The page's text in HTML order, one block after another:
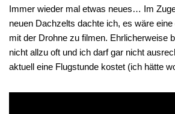
Immer wieder mal etwas neues… Im
neuen Dachzelts dachte ich, es wäre
mit der Drohne zu filmen. Ehrlicherweise
nicht allzu oft und ich darf gar nicht
aktuell eine Flugstunde kostet (ich hätte